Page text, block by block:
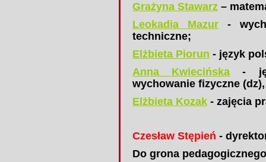
Grażyna Stawarz –
Leokadia Mazur-
techniczne;
Elżbieta Piorun - język
Anna Kwiecińska -
wychowanie fizyczne
Elżbieta Kozak - zajęcia
Czesław Stępień -
Do grona